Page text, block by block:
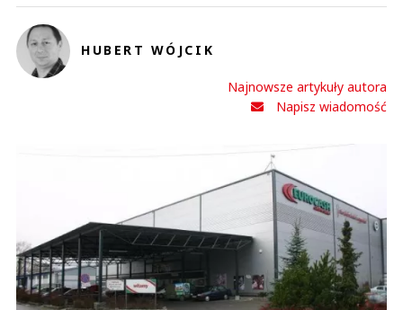
HUBERT WÓJCIK
Najnowsze artykuły autora
Napisz wiadomość